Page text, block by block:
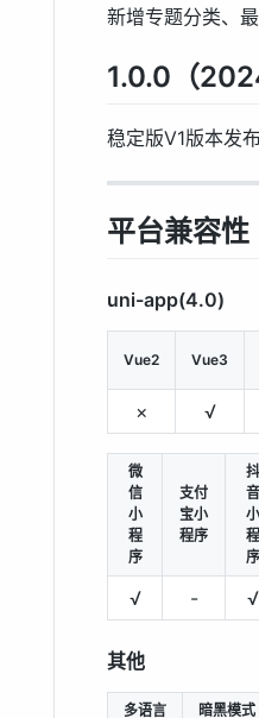
新增专题分类、
1.0.0（
稳定版V1版本发
平台兼容性
uni-app(4.0)
Vue2 Vue3
× √
微
信
小
程
序
支付
宝小
程序
抖
音
小
程
序
√ - √
其他
多语言 暗黑模式